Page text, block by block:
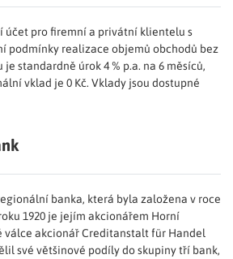
účet pro firemní a privátní klientelu s
podmínky realizace objemů obchodů bez
standardně úrok 4 % p.a. na 6 měsíců,
vklad je 0 Kč. Vklady jsou dostupné
banka, která byla založena v roce
1920 je jejím akcionářem Horní
válce akcionář Creditanstalt für Handel
své většinové podíly do skupiny tří bank,